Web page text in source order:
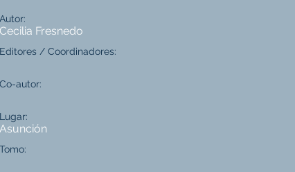
Autor:
Cecilia Fresnedo
Editores / Coordinadores:
Co-autor:
Lugar:
Asunción
Tomo: